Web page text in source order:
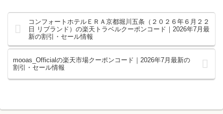
コンフォートホテルＥＲＡ京都堀川五条（２０２６年６月２２
日 リブランド）の楽天トラベルクーポンコード｜2026年7月最
新の割引・セール情報
mooas_Officialの楽天市場クーポンコード｜2026年7月最新の
割引・セール情報